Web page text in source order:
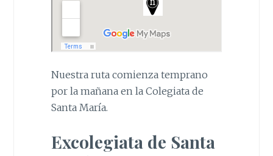
Nuestra ruta comienza temprano
por la mañana en la Colegiata de
Santa María.
Excolegiata de Santa